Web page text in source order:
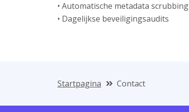
• Automatische metadata scrubbing
• Dagelijkse beveiligingsaudits
Startpagina Contact